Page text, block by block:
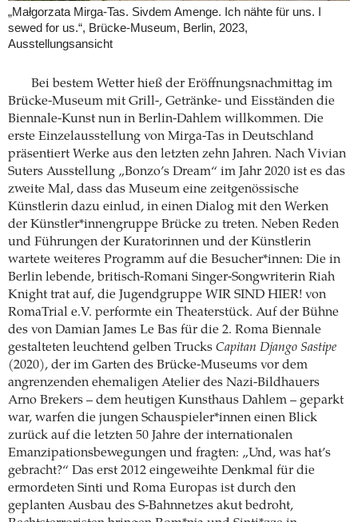
„Małgorzata Mirga-Tas. Sivdem Amenge. Ich nähte für uns. I
sewed for us.“, Brücke-Museum, Berlin, 2023,
Ausstellungsansicht
Bei bestem Wetter hieß der Eröffnungsnachmittag im
Brücke-Museum mit Grill-, Getränke- und Eisständen die
Biennale-Kunst nun in Berlin-Dahlem willkommen. Die
erste Einzelausstellung von Mirga-Tas in Deutschland
präsentiert Werke aus den letzten zehn Jahren. Nach Vivian
Suters Ausstellung „Bonzo’s Dream“ im Jahr 2020 ist es das
zweite Mal, dass das Museum eine zeitgenössische
Künstlerin dazu einlud, in einen Dialog mit den Werken
der Künstler*innengruppe Brücke zu treten. Neben Reden
und Führungen der Kuratorinnen und der Künstlerin
wartete weiteres Programm auf die Besucher*innen: Die in
Berlin lebende, britisch-Romani Singer-Songwriterin Riah
Knight trat auf, die Jugendgruppe WIR SIND HIER! von
RomaTrial e.V. performte ein Theaterstück. Auf der Bühne
des von Damian James Le Bas für die 2. Roma Biennale
gestalteten leuchtend gelben Trucks Capitan Django Sastipe
(2020), der im Garten des Brücke-Museums vor dem
angrenzenden ehemaligen Atelier des Nazi-Bildhauers
Arno Brekers – dem heutigen Kunsthaus Dahlem – geparkt
war, warfen die jungen Schauspieler*innen einen Blick
zurück auf die letzten 50 Jahre der internationalen
Emanzipationsbewegungen und fragten: „Und, was hat’s
gebracht?“ Das erst 2012 eingeweihte Denkmal für die
ermordeten Sinti und Roma Europas ist durch den
geplanten Ausbau des S-Bahnnetzes akut bedroht,